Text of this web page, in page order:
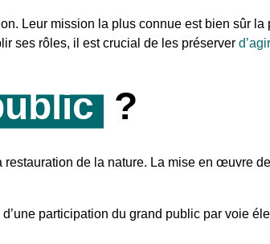
Leur mission la plus connue est bien sûr
ses rôles, il est crucial de les préserver
?
de la nature. La mise en œuvre
participation du grand public par voie